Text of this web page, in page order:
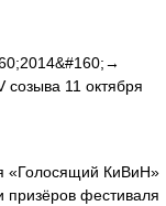
11 октября
«Голосящий КиВиН»
призёров фестиваля